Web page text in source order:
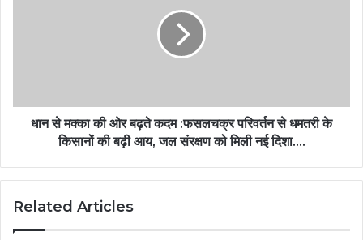
धान से मक्का की ओर बढ़ते कदम :फसलचक्र परिवर्तन से धमतरी के
किसानों की बढ़ी आय, जल संरक्षण को मिली नई दिशा….
Related Articles